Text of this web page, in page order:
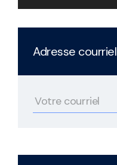
Adresse courriel